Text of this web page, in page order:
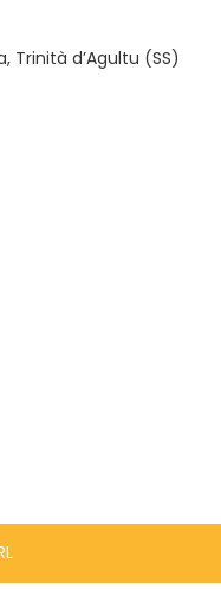
Trinità d’Agultu (SS)